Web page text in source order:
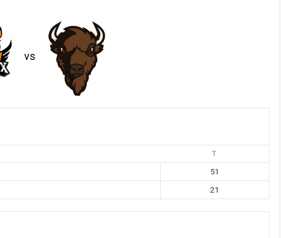
vs
T
51
21